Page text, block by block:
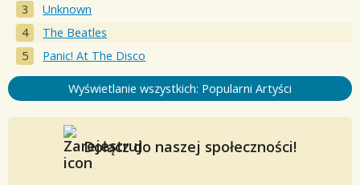
Unknown
The Beatles
Panic! At The Disco
Wyświetlanie wszystkich: Popularni Artyści
Dołącz do naszej społeczności!